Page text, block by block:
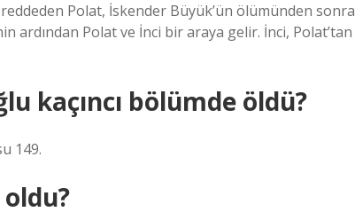
Polat, İskender Büyük’ün ölümünden sonra
ardından Polat ve İnci bir araya gelir. İnci, Polat’tan
kaçıncı bölümde öldü?
149.
oldu?